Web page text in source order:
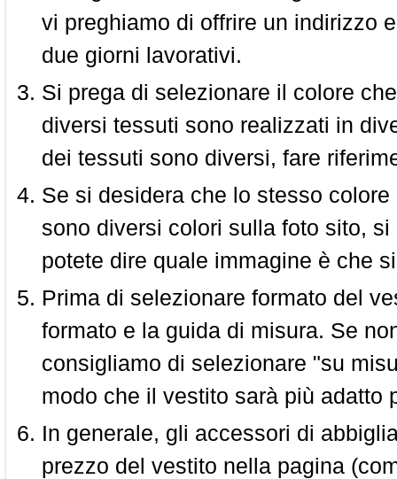
vi preghiamo di offrire un indirizzo
due giorni lavorativi.
Si prega di selezionare il colore
diversi tessuti sono realizzati in
dei tessuti sono diversi, fare
Se si desidera che lo stesso
sono diversi colori sulla foto sito,
potete dire quale immagine è che
Prima di selezionare formato del
formato e la guida di misura. Se
consigliamo di selezionare "su
modo che il vestito sarà più adatto
In generale, gli accessori di
prezzo del vestito nella pagina